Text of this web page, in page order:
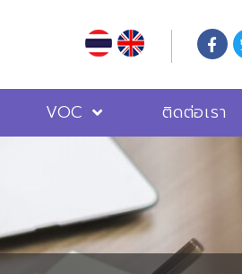
VOC ติดต่อเรา